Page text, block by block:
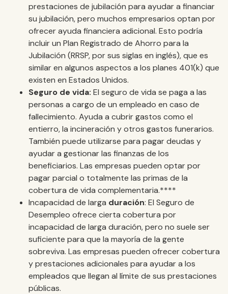
prestaciones de jubilación para ayudar a financiar
su jubilación, pero muchos empresarios optan por
ofrecer ayuda financiera adicional. Esto podría
incluir un Plan Registrado de Ahorro para la
Jubilación (RRSP, por sus siglas en inglés), que es
similar en algunos aspectos a los planes 401(k) que
existen en Estados Unidos.
Seguro de vida: El seguro de vida se paga a las
personas a cargo de un empleado en caso de
fallecimiento. Ayuda a cubrir gastos como el
entierro, la incineración y otros gastos funerarios.
También puede utilizarse para pagar deudas y
ayudar a gestionar las finanzas de los
beneficiarios. Las empresas pueden optar por
pagar parcial o totalmente las primas de la
cobertura de vida complementaria.****
Incapacidad de larga duración: El Seguro de
Desempleo ofrece cierta cobertura por
incapacidad de larga duración, pero no suele ser
suficiente para que la mayoría de la gente
sobreviva. Las empresas pueden ofrecer cobertura
y prestaciones adicionales para ayudar a los
empleados que llegan al límite de sus prestaciones
públicas.